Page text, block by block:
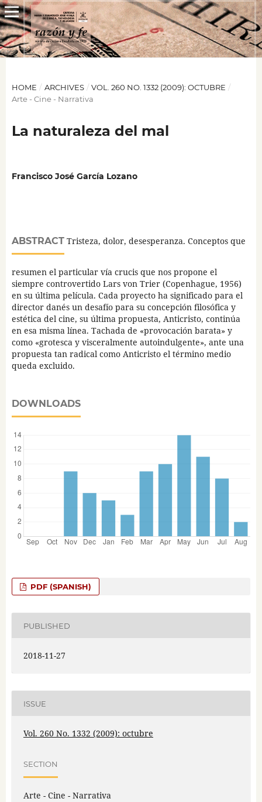
HOME / ARCHIVES / VOL. 260 NO. 1332 (2009): OCTUBRE /
Arte - Cine - Narrativa
La naturaleza del mal
Francisco José García Lozano
ABSTRACTTristeza, dolor, desesperanza. Conceptos que
resumen el particular vía crucis que nos propone el
siempre controvertido Lars von Trier (Copenhague, 1956)
en su última película. Cada proyecto ha significado para el
director danés un desafío para su concepción filosófica y
estética del cine, su última propuesta, Anticristo, continúa
en esa misma línea. Tachada de «provocación barata» y
como «grotesca y visceralmente autoindulgente», ante una
propuesta tan radical como Anticristo el término medio
queda excluido.
DOWNLOADS
PDF (SPANISH)
PUBLISHED
2018-11-27
ISSUE
Vol. 260 No. 1332 (2009): octubre
SECTION
Arte - Cine - Narrativa